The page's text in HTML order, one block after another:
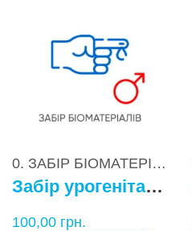
0. ЗАБІР БІОМАТЕРІАЛІВ
Забір урогенітального БМ у чоловіків
100,00 грн.